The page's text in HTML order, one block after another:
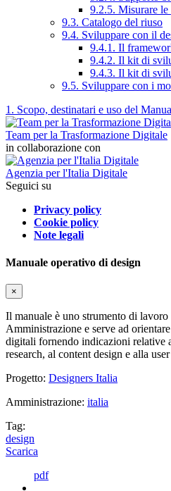
9.2.5. Misurare le
9.3. Catalogo del riuso
9.4. Sviluppare con il
9.4.1. Il
9.4.2. Il kit di
9.4.3. Il kit di
9.5. Sviluppare con i
1. Scopo, destinatari e uso del
Team per la Trasformazione Digitale
in collaborazione con
Agenzia per l'Italia Digitale
Seguici su
Privacy policy
Cookie policy
Note legali
Manuale operativo di design
×
Il manuale è uno strumento di lavoro
Amministrazione e serve ad
digitali fornendo indicazioni relative
research, al content design e alla
Progetto: Designers Italia
Amministrazione: italia
Tag:
design
Scarica
pdf